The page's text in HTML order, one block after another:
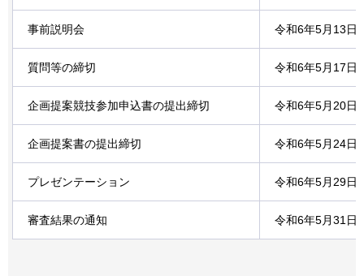
事前説明会 令和6年5月13日
質問等の締切 令和6年5月17日
企画提案競技参加申込書の提出締切 令和6年5月20日
企画提案書の提出締切 令和6年5月24日
プレゼンテーション 令和6年5月29日
審査結果の通知 令和6年5月31日